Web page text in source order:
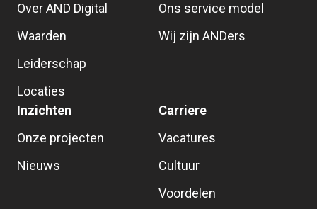
Over AND Digital
Waarden
Leiderschap
Locaties
Ons service model
Wij zijn ANDers
Inzichten
Onze projecten
Nieuws
Carriere
Vacatures
Cultuur
Voordelen